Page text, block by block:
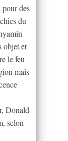
des
du
objet et
le feu
mais
Donald
selon